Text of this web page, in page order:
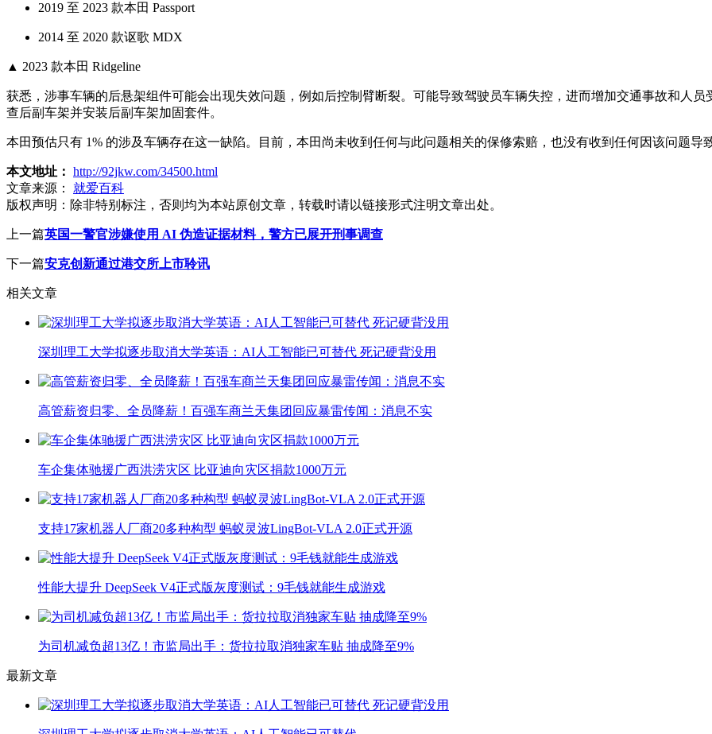
2019 至 2023 款本田 Passport
2014 至 2020 款讴歌 MDX
▲ 2023 款本田 Ridgeline
获悉，涉事车辆的后悬架组件可能会出现失效问题，例如后控制臂断裂。可能导致驾驶员车辆失控，进而增加交通事故和人
查后副车架并安装后副车架加固套件。
本田预估只有 1% 的涉及车辆存在这一缺陷。目前，本田尚未收到任何与此问题相关的保修索赔，也没有收到任何因该问题导
本文地址： http://92jkw.com/34500.html
文章来源：
就爱百科
版权声明： 除非特别标注，否则均为本站原创文章，转载时请以链接形式注明文章出处。
上一篇英国一警官涉嫌使用 AI 伪造证据材料，警方已展开刑事调查
下一篇安克创新通过港交所上市聆讯
相关文章
深圳理工大学拟逐步取消大学英语：AI人工智能已可替代 死记硬背没用
高管薪资归零、全员降薪！百强车商兰天集团回应暴雷传闻：消息不实
车企集体驰援广西洪涝灾区 比亚迪向灾区捐款1000万元
支持17家机器人厂商20多种构型 蚂蚁灵波LingBot-VLA 2.0正式开源
性能大提升 DeepSeek V4正式版灰度测试：9毛钱就能生成游戏
为司机减负超13亿！市监局出手：货拉拉取消独家车贴 抽成降至9%
最新文章